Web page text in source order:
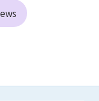
的所有権を侵害す
又は書き込む行為